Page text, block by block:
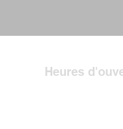
Heures